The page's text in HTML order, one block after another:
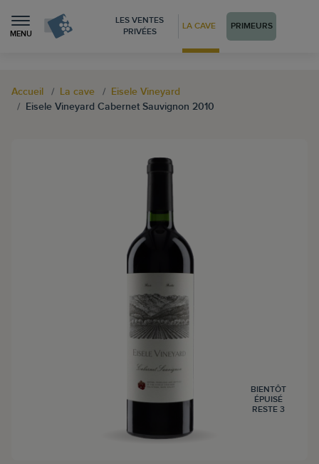
MENU
LES VENTES
PRIVÉES
LA CAVE PRIMEURS
Accueil La cave
Eisele Vineyard
Eisele Vineyard Cabernet Sauvignon 2010
BIENTÔT
ÉPUISÉ
RESTE 3